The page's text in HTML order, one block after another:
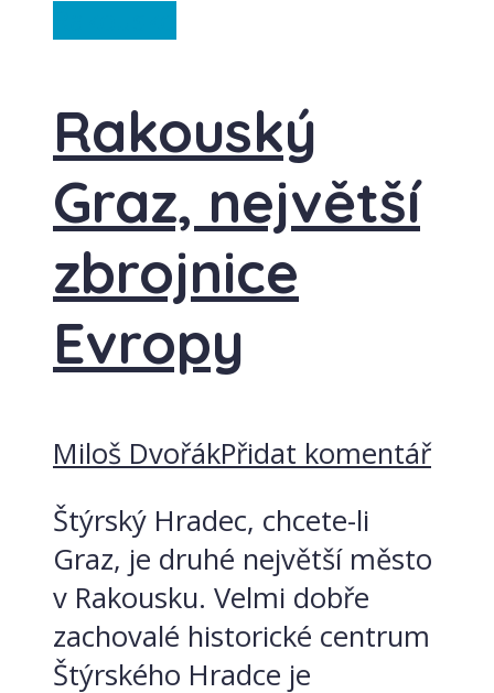
Rakouský
Graz, největší
zbrojnice
Evropy
Miloš DvořákPřidat komentář
Štýrský Hradec, chcete-li
Graz, je druhé největší město
v Rakousku. Velmi dobře
zachovalé historické centrum
Štýrského Hradce je